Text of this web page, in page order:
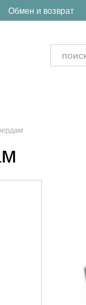
Обмен и возврат